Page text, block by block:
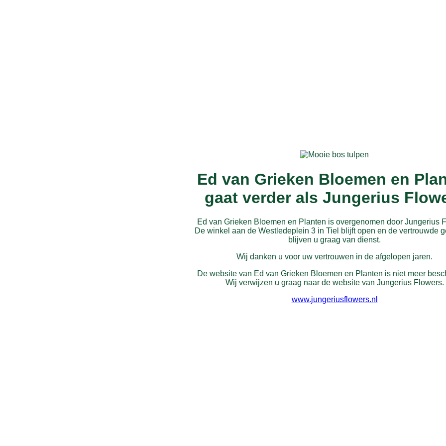
Ed van Grieken Bloemen en
gaat verder als Jungerius
Ed van Grieken Bloemen en Planten is overgenomen door Jungerius
De winkel aan de Westledeplein 3 in Tiel blijft open en de vertrouwde
blijven u graag van dienst.
Wij danken u voor uw vertrouwen in de afgelopen jaren.
De website van Ed van Grieken Bloemen en Planten is niet meer
Wij verwijzen u graag naar de website van Jungerius Flowers.
www.jungeriusflowers.nl